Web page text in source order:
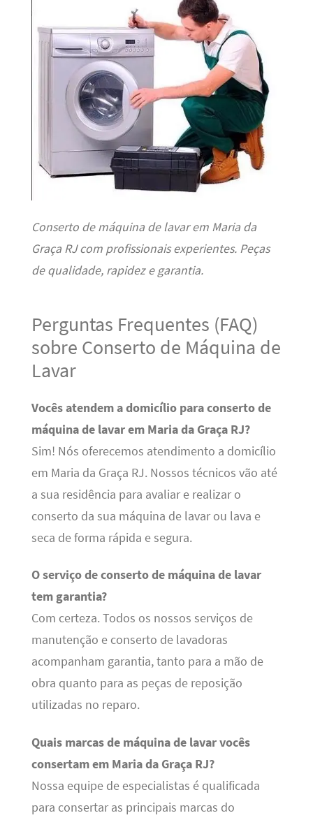
Conserto de máquina de lavar em Maria da
Graça RJ com profissionais experientes. Peças
de qualidade, rapidez e garantia.
Perguntas Frequentes (FAQ)
sobre Conserto de Máquina de
Lavar
Vocês atendem a domicílio para conserto de
máquina de lavar em Maria da Graça RJ?
Sim! Nós oferecemos atendimento a domicílio
em Maria da Graça RJ. Nossos técnicos vão até
a sua residência para avaliar e realizar o
conserto da sua máquina de lavar ou lava e
seca de forma rápida e segura.
O serviço de conserto de máquina de lavar
tem garantia?
Com certeza. Todos os nossos serviços de
manutenção e conserto de lavadoras
acompanham garantia, tanto para a mão de
obra quanto para as peças de reposição
utilizadas no reparo.
Quais marcas de máquina de lavar vocês
consertam em Maria da Graça RJ?
Nossa equipe de especialistas é qualificada
para consertar as principais marcas do